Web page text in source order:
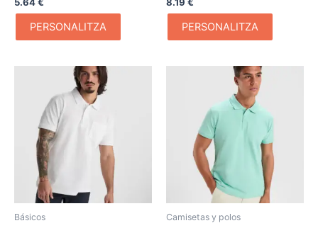
PERSONALITZA PERSONALITZA
Básicos Camisetas y polos